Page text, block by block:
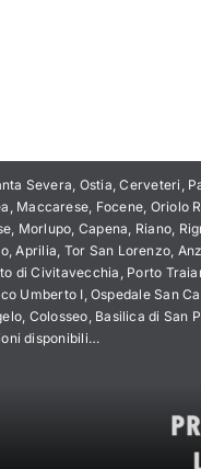
Severa, Ostia, Cerveteri,
Maccarese, Focene, Oriolo
Morlupo, Capena, Riano,
Tor San Lorenzo,
di Civitavecchia, Porto
Umberto I, Ospedale San
Colosseo, Basilica di San
disponibili…